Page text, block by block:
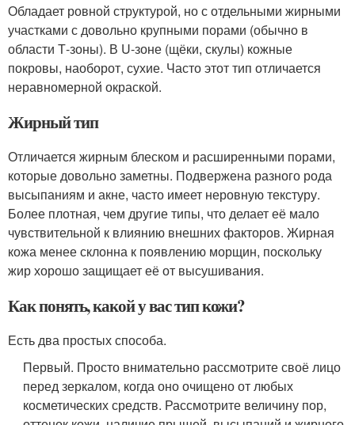
Обладает ровной структурой, но с отдельными жирными
участками с довольно крупными порами (обычно в
области Т-зоны). В U-зоне (щёки, скулы) кожные
покровы, наоборот, сухие. Часто этот тип отличается
неравномерной окраской.
Жирный тип
Отличается жирным блеском и расширенными порами,
которые довольно заметны. Подвержена разного рода
высыпаниям и акне, часто имеет неровную текстуру.
Более плотная, чем другие типы, что делает её мало
чувствительной к влиянию внешних факторов. Жирная
кожа менее склонна к появлению морщин, поскольку
жир хорошо защищает её от высушивания.
Как понять, какой у вас тип кожи?
Есть два простых способа.
Первый. Просто внимательно рассмотрите своё лицо
перед зеркалом, когда оно очищено от любых
косметических средств. Рассмотрите величину пор,